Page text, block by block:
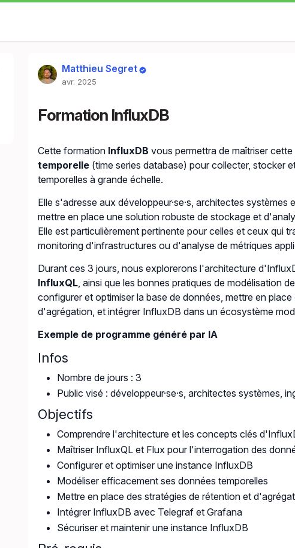
Matthieu Segret
avr. 2025
Formation InfluxDB
Cette formation InfluxDB vous permettra de maîtriser cette
temporelle(time series database) pour collecter, stocker
temporelles à grande échelle.
Elle s'adresse aux développeur·se·s, architectes systèmes
mettre en place une solution robuste de stockage et
Elle est particulièrement pertinente pour celles et ceux qui
monitoring d'infrastructures ou d'analyse de métriques
Durant ces 3 jours, nous explorerons l'architecture
InfluxQL, ainsi que les bonnes pratiques de modélisation
configurer et optimiser la base de données, mettre en
d'agrégation, et intégrer InfluxDB dans un écosystème
Exemple de programme généré par IA
Infos
Nombre de jours : 3
Public visé : développeur·se·s, architectes systèmes,
Objectifs
Comprendre l'architecture et les concepts clés
Maîtriser InfluxQL et Flux pour l'interrogation des
Configurer et optimiser une instance InfluxDB
Modéliser efficacement ses données temporelles
Mettre en place des stratégies de rétention et
Intégrer InfluxDB avec Telegraf et Grafana
Sécuriser et maintenir une instance InfluxDB